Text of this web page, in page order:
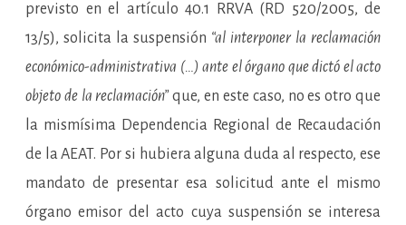
previsto en el artículo 40.1 RRVA (RD 520/2005, de
13/5), solicita la suspensión “al interponer la reclamación
económico-administrativa (…) ante el órgano que dictó el acto
objeto de la reclamación”que, en este caso, no es otro que
la mismísima Dependencia Regional de Recaudación
de la AEAT. Por si hubiera alguna duda al respecto, ese
mandato de presentar esa solicitud ante el mismo
órgano emisor del acto cuya suspensión se interesa